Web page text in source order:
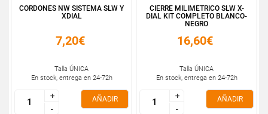
CORDONES NW SISTEMA SLW Y
XDIAL
7,20€
Talla ÚNICA
En stock, entrega en 24-72h
+
-
+
-
AÑADIR
CIERRE MILIMETRICO SLW X-
DIAL KIT COMPLETO BLANCO-
NEGRO
16,60€
Talla ÚNICA
En stock, entrega en 24-72h
+
-
+
-
AÑADIR